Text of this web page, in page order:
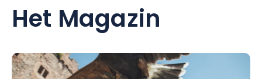
Het Magazin